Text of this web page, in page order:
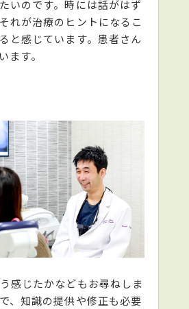
いのです。時には話がはず
れが治療のヒントになるこ
と感じています。患者さん
す。
感じたかなどもお尋ねしま
、知識の提供や修正も必要